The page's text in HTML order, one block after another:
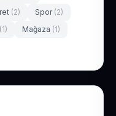
(2) Spor (2)
(1) Mağaza (1)